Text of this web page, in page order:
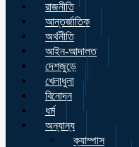
রাজনীতি
আন্তর্জাতিক
অর্থনীতি
আইন-আদালত
দেশজুড়ে
খেলাধুলা
বিনোদন
ধর্ম
অন্যান্য
ক্যাম্পাস